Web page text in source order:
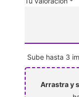
Sube hasta 3
Arrastra y